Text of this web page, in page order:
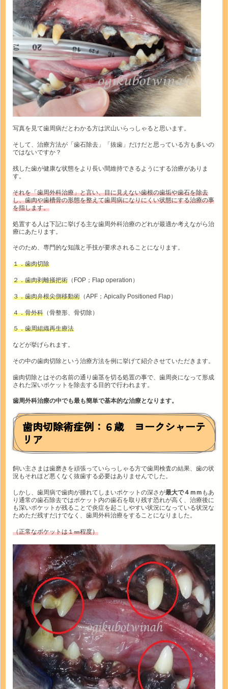
写真を見て歯周病だとわかる方は沢山いらっしゃると思います。
そして、治療方法が「歯石除去」「抜歯」だけだと思っている方も多いの
ではないですか？
残した歯が健康な状態をより長い間維持できるようにする治療がありま
す。
それを「歯周外科治療」と言い、目に見えない歯根の歯垢や歯石を除去
し、歯肉や歯槽骨の形態を整えて歯周病になりにくい状態にする治療の事
を指します。
処置する人は下記に挙げる主な歯周外科治療のどれが最適か考えながら治
療にあたります。
そのため、専門的な知識と手技が要求されることになります。
１．歯肉切除
２．歯肉剥離掻把術 （FOP；Flap operation）
３．歯肉弁根尖側移動術 （APF；Apically Positioned Flap）
４．骨外科 （骨整形、骨切除）
５．歯周組織再生療法
などが挙げられます。
その中の歯肉切除という治療方法を例に挙げて紹介させていただきます。
歯肉切除とはその名前の通り歯茎を切る処置の事で、歯周炎になって形成
された深いポケットを除去する目的で行われます。
歯周外科治療の中でも最も簡単で基本的な治療となります。
歯肉切除術症例：６歳 ヨークシャーテ
リア
飼い主さまは歯磨きを頑張っていらっしゃる方で歯周検査の結果、歯の状
況もそれほど悪くなく抜歯する必要はありませんでした。
しかし、歯周病で歯肉が腫れてしまいポケットの深さが最大で４ｍｍ もあ
り通常の歯石除去ではポケット内の歯石を取り残す恐れが高く、治療後に
も深いポケットが残ることで炎症を起こしやすい状況になっている状況な
ためただ残すだけでなく、歯周外科治療をすることになりました。
（正常なポケットは１㎜程度）